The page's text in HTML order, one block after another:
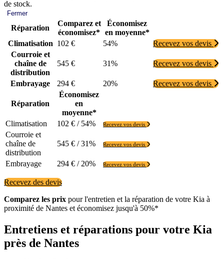
de stock.
Fermer
Réparation
Comparez et
économisez*
Économisez
en moyenne*
Climatisation 102 € 54%
Recevez vos devis
Courroie et
chaîne de
distribution
545 € 31% Recevez vos devis
Embrayage 294 € 20% Recevez vos devis
Réparation
Économisez
en
moyenne*
Climatisation
102 € / 54% Recevez vos devis
Courroie et
chaîne de
distribution
545 € / 31% Recevez vos devis
Embrayage 294 € / 20% Recevez vos devis
Recevez des devis
Comparez les prix pour l'entretien et la réparation de votre Kia à
proximité de Nantes et économisez jusqu'à 50%*
Entretiens et réparations pour votre Kia
près de Nantes